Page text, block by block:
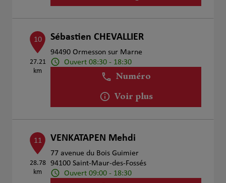
10
27.21
km
Sébastien CHEVALLIER
94490 Ormesson sur Marne
Ouvert 08:30 - 18:30
Numéro
Voir plus
11
28.78
km
VENKATAPEN Mehdi
77 avenue du Bois Guimier
94100 Saint-Maur-des-Fossés
Ouvert 09:00 - 18:30